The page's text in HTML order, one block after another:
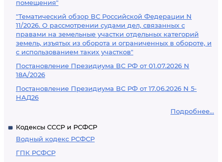
помещения"
"Тематический обзор ВС Российской Федерации N
11/2026. О рассмотрении судами дел, связанных с
правами на земельные участки отдельных категорий
земель, изъятых из оборота и ограниченных в обороте, и
с использованием таких участков"
Постановление Президиума ВС РФ от 01.07.2026 N
18А/2026
Постановление Президиума ВС РФ от 17.06.2026 N 5-
НАД26
Подробнее...
Кодексы СССР и РСФСР
Водный кодекс РСФСР
ГПК РСФСР